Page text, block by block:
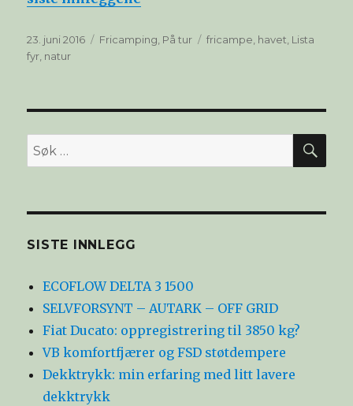
Publisert
23. juni 2016 Kategorier
Fricamping, På tur Stikkord
fricampe, havet, Lista
fyr, natur
Søk
etter:
SISTE INNLEGG
ECOFLOW DELTA 3 1500
SELVFORSYNT – AUTARK – OFF GRID
Fiat Ducato: oppregistrering til 3850 kg?
VB komfortfjærer og FSD støtdempere
Dekktrykk: min erfaring med litt lavere
dekktrykk